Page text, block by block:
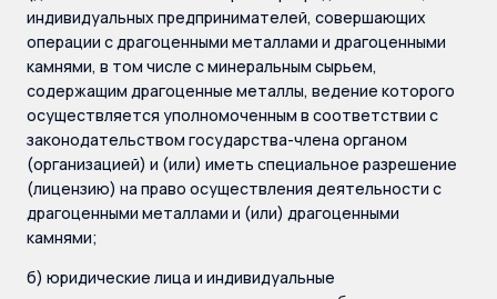
индивидуальных предпринимателей, совершающих
операции с драгоценными металлами и драгоценными
камнями, в том числе с минеральным сырьем,
содержащим драгоценные металлы, ведение которого
осуществляется уполномоченным в соответствии с
законодательством государства-члена органом
(организацией) и (или) иметь специальное разрешение
(лицензию) на право осуществления деятельности с
драгоценными металлами и (или) драгоценными
камнями;
б) юридические лица и индивидуальные